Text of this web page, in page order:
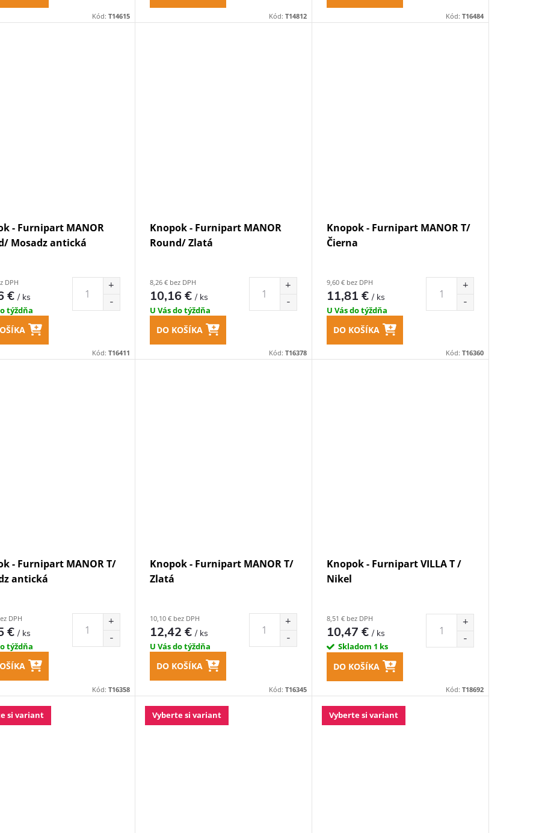
Kód: T14615 Kód: T14812 Kód: T16484
- Furnipart MANOR
Mosadz antická
DPH
€/ ks
týždňa
Kód: T16411
Knopok - Furnipart MANOR
Round/ Zlatá
8,26 € bez DPH
10,16 €/ ks
U Vás do týždňa
DO KOŠÍKA
Kód: T16378
Knopok - Furnipart MANOR T/
Čierna
9,60 € bez DPH
11,81 €/ ks
U Vás do týždňa
DO KOŠÍKA
Kód: T16360
- Furnipart MANOR T/
antická
DPH
€/ ks
týždňa
Kód: T16358
Knopok - Furnipart MANOR T/
Zlatá
10,10 € bez DPH
12,42 €/ ks
U Vás do týždňa
DO KOŠÍKA
Kód: T16345
Knopok - Furnipart VILLA T /
Nikel
8,51 € bez DPH
10,47 €/ ks
Skladom 1 ks
DO KOŠÍKA
Kód: T18692
si variant Vyberte si variant Vyberte si variant